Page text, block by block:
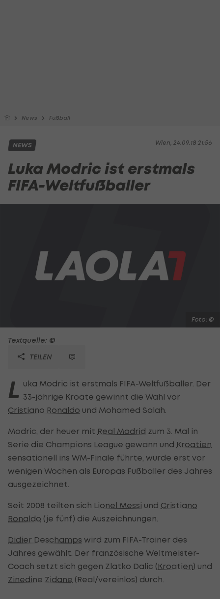
News Fußball
Wien, 24.09.18 21:56
NEWS
Luka Modric ist erstmals
FIFA-Weltfußballer
Foto: ©
Textquelle: ©
TEILEN
L uka Modric ist erstmals FIFA-Weltfußballer. Der
33-jährige Kroate gewinnt die Wahl vor
Cristiano Ronaldo und Mohamed Salah.
Modric, der heuer mit Real Madrid zum 3. Mal in
Serie die Champions League gewann und Kroatien
sensationell ins WM-Finale führte, wurde erst vor
wenigen Wochen als Europas Fußballer des Jahres
ausgezeichnet.
Seit 2008 teilten sich Lionel Messi und Cristiano
Ronaldo (je fünf) die Auszeichnungen.
Didier Deschamps wird zum FIFA-Trainer des
Jahres gewählt. Der französische Weltmeister-
Coach setzt sich gegen Zlatko Dalic (Kroatien) und
Zinedine Zidane (Real/vereinlos) durch.